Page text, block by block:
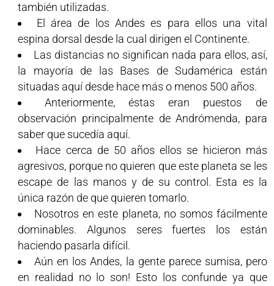
también utilizadas.
El área de los Andes es para ellos una vital
espina dorsal desde la cual dirigen el Continente.
Las distancias no significan nada para ellos, así,
la mayoría de las Bases de Sudamérica están
situadas aquí desde hace más o menos 500 años.
Anteriormente, éstas eran puestos de
observación principalmente de Andrómenda, para
saber que sucedía aquí.
Hace cerca de 50 años ellos se hicieron más
agresivos, porque no quieren que este planeta se les
escape de las manos y de su control. Esta es la
única razón de que quieren tomarlo.
Nosotros en este planeta, no somos fácilmente
dominables. Algunos seres fuertes los están
haciendo pasarla difícil.
Aún en los Andes, la gente parece sumisa, pero
en realidad no lo son! Esto los confunde ya que